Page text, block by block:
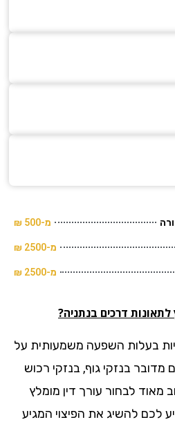
מ-500 ₪
מ-2500 ₪
מ-2500 ₪
דרכים בנתניה?
השפעה משמעותית על
בנזקי גוף, בנזקי רכוש
לבחור עורך דין מומלץ
להשיג את הפיצוי המגיע